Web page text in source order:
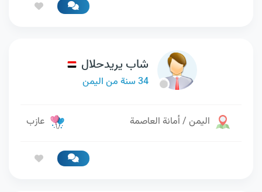
شاب يريدحلال
34 سنة من اليمن
اليمن / أمانة العاصمة عازب